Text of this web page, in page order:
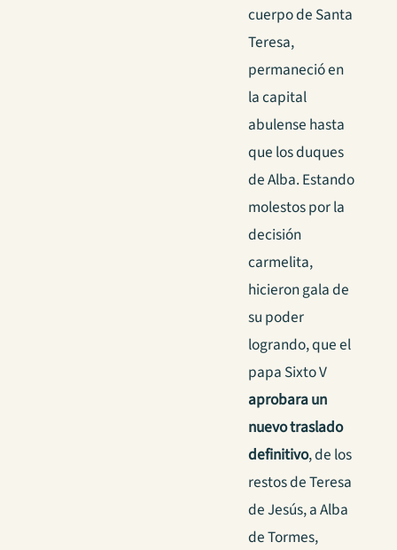
cuerpo de Santa
Teresa,
permaneció en
la capital
abulense hasta
que los duques
de Alba. Estando
molestos por la
decisión
carmelita,
hicieron gala de
su poder
logrando, que el
papa Sixto V
aprobara un
nuevo traslado
definitivo, de los
restos de Teresa
de Jesús, a Alba
de Tormes,